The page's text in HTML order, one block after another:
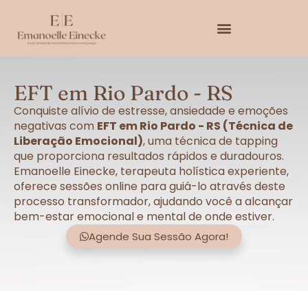
EFT em Rio Pardo - RS
Conquiste alívio de estresse, ansiedade e emoções
negativas com EFT em Rio Pardo - RS (Técnica de
Liberação Emocional), uma técnica de tapping
que proporciona resultados rápidos e duradouros.
Emanoelle Einecke, terapeuta holística experiente,
oferece sessões online para guiá-lo através deste
processo transformador, ajudando você a alcançar
bem-estar emocional e mental de onde estiver.
Agende Sua Sessão Agora!